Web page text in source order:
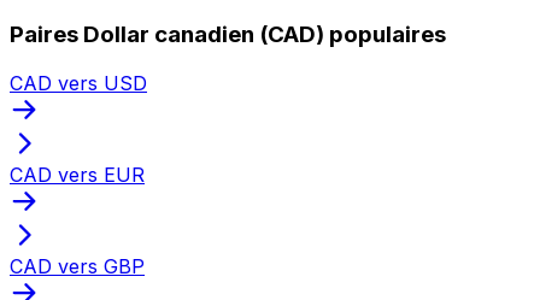
Paires Dollar canadien (CAD) populaires
CAD vers USD
CAD vers EUR
CAD vers GBP